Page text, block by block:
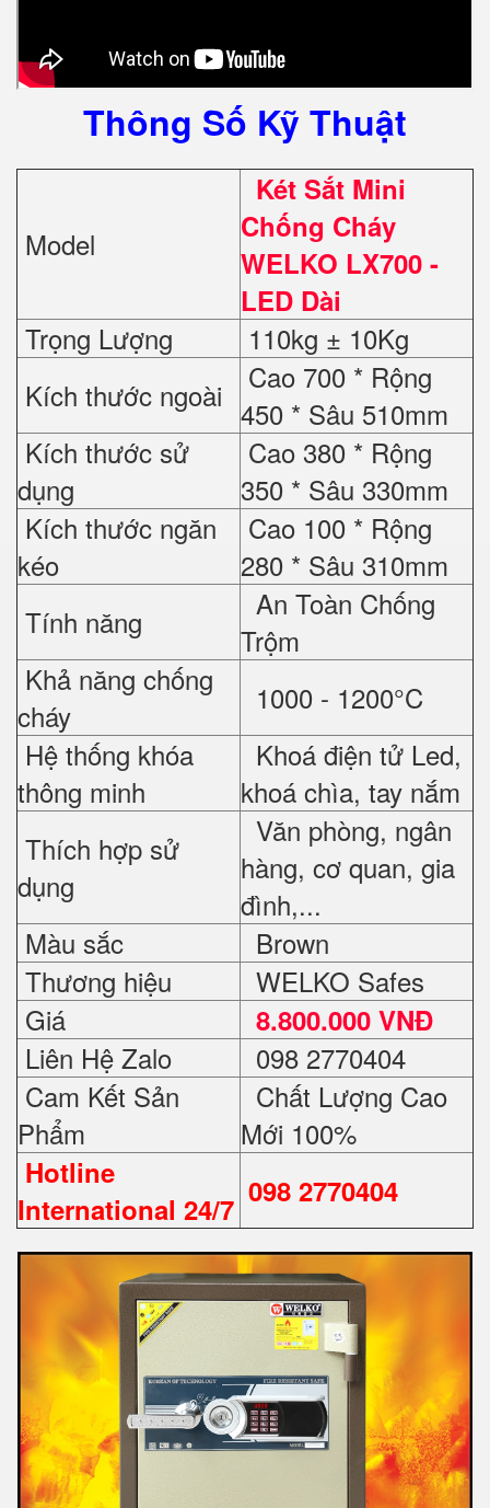
Thông Số Kỹ Thuật
Model
Két Sắt Mini
Chống Cháy
WELKO LX700 -
LED Dài
Trọng Lượng
110kg ± 10Kg
Kích thước ngoài
Cao 700 * Rộng
450 * Sâu 510mm
Kích thước sử
dụng
Cao 380 * Rộng
350 * Sâu 330mm
Kích thước ngăn
kéo
Cao 100 * Rộng
280 * Sâu 310mm
Tính năng
An Toàn Chống
Trộm
Khả năng chống
cháy
1000 - 1200°C
Hệ thống khóa
thông minh
Khoá điện tử Led,
khoá chìa, tay nắm
Thích hợp sử
dụng
Văn phòng, ngân
hàng, cơ quan, gia
đình,...
Màu sắc
Brown
Thương hiệu
WELKO Safes
Giá
8.800.000 VNĐ
Liên Hệ Zalo
098 2770404
Cam Kết Sản
Phẩm
Chất Lượng Cao
Mới 100%
Hotline
International 24/7 098 2770404